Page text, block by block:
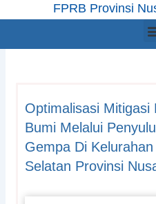
FPRB Provinsi
Optimalisasi Mitigasi
Bumi Melalui
Gempa Di
Selatan Provinsi